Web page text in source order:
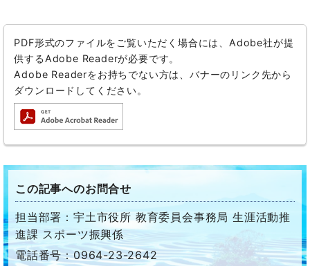
PDF形式のファイルをご覧いただく場合には、Adobe社が提
供するAdobe Readerが必要です。
Adobe Readerをお持ちでない方は、バナーのリンク先から
ダウンロードしてください。
この記事へのお問合せ
担当部署：宇土市役所 教育委員会事務局 生涯活動推
進課 スポーツ振興係
電話番号：0964-23-2642